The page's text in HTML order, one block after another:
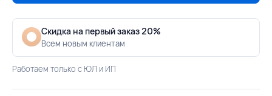
Скидка на первый заказ 20%
Всем новым клиентам
Работаем только с ЮЛ и ИП